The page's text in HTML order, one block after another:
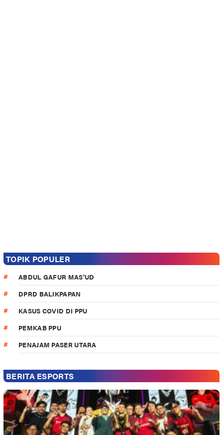
TOPIK POPULER
ABDUL GAFUR MAS'UD
DPRD BALIKPAPAN
KASUS COVID DI PPU
PEMKAB PPU
PENAJAM PASER UTARA
BERITA ESPORTS